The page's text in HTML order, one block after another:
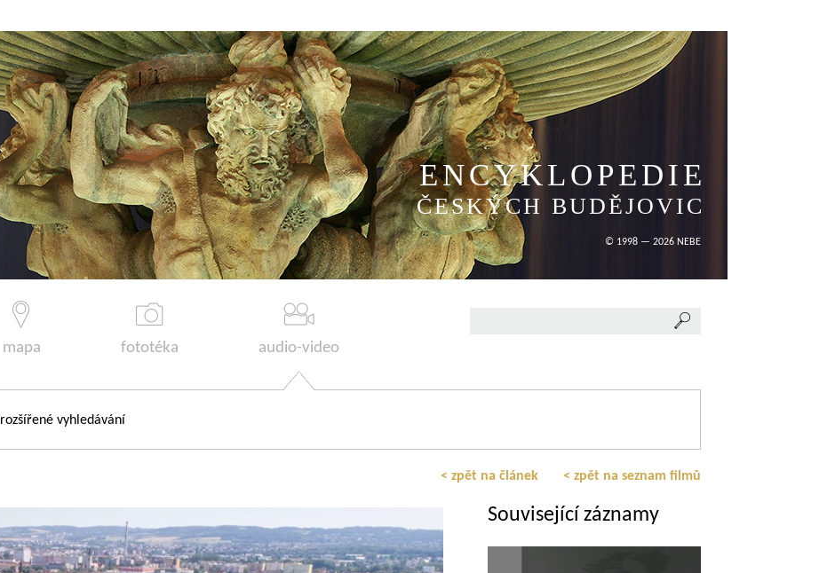
ENCYKLOPEDIE
ČESKÝCH BUDĚJOVIC
© 1998 — 2026 NEBE
mapa fototéka audio-video
rozšířené vyhledávání
< zpět na článek < zpět na seznam filmů
Související záznamy